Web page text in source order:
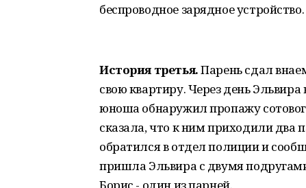
беспроводное зарядное устройство.
История третья.Парень сдал
свою квартиру. Через день
юноша обнаружил пропажу
сказала, что к ним приходили два
обратился в отдел полиции и
пришла Эльвира с двумя